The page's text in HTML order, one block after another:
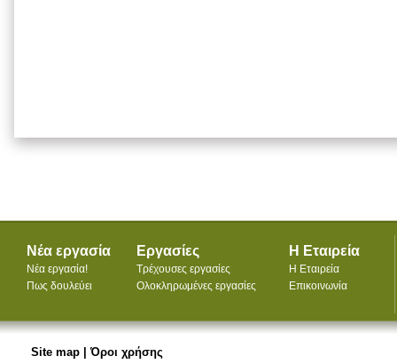
Νέα εργασία
Νέα εργασία!
Πως δουλεύει
Εργασίες
Τρέχουσες εργασίες
Ολοκληρωμένες εργασίες
Η Εταιρεία
Η Εταιρεία
Επικοινωνία
Site map |Όροι χρήσης